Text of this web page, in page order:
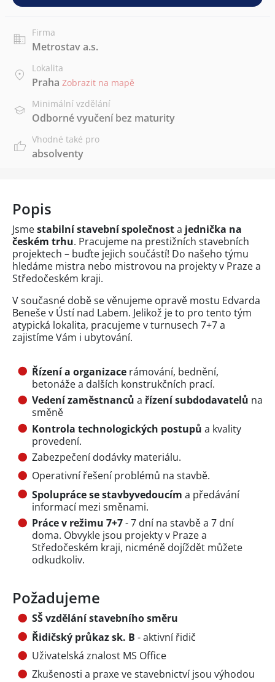
Firma
Metrostav a.s.
Lokalita
Praha Zobrazit na mapě
Minimální vzdělání
Odborné vyučení bez maturity
Vhodné také pro
absolventy
Popis
Jsmestabilní stavební společnosta jednička na
českém trhu. Pracujeme na prestižních stavebních
projektech – buďte jejich součástí! Do našeho týmu
hledáme mistra nebo mistrovou na projekty v Praze a
Středočeském kraji.
V současné době se věnujeme opravě mostu Edvarda
Beneše v Ústí nad Labem. Jelikož je to pro tento tým
atypická lokalita, pracujeme v turnusech 7+7 a
zajistíme Vám i ubytování.
Řízení a organizace rámování, bednění,
betonáže a dalších konstrukčních prací.
Vedení zaměstnanců a řízení subdodavatelů na
směně
Kontrola technologických postupů a kvality
provedení.
Zabezpečení dodávky materiálu.
Operativní řešení problémů na stavbě.
Spolupráce se stavbyvedoucím a předávání
informací mezi směnami.
Práce v režimu 7+7- 7 dní na stavbě a 7 dní
doma. Obvykle jsou projekty v Praze a
Středočeském kraji, nicméně dojíždět můžete
odkudkoliv.
Požadujeme
SŠ vzdělání stavebního směru
Řidičský průkaz sk. B - aktivní řidič
Uživatelská znalost MS Office
Zkušenosti a praxe ve stavebnictví jsou výhodou